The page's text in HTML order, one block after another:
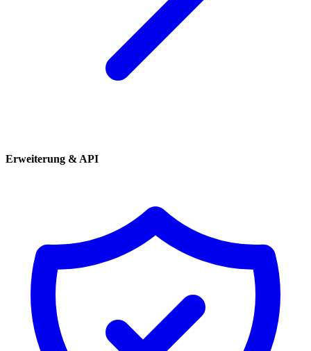
Erweiterung & API